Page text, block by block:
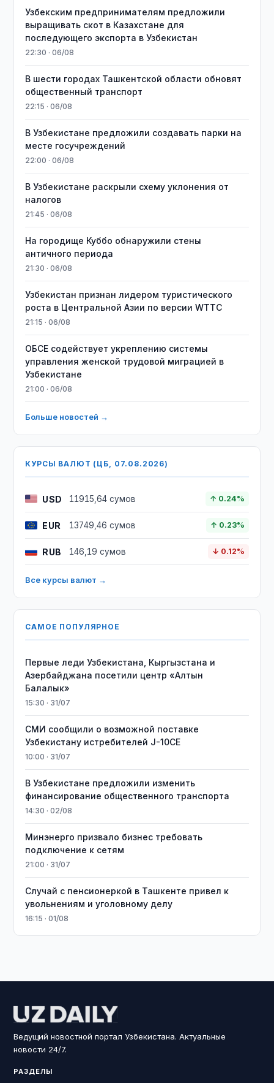
Узбекским предпринимателям предложили
выращивать скот в Казахстане для
последующего экспорта в Узбекистан
22:30 · 06/08
В шести городах Ташкентской области обновят
общественный транспорт
22:15 · 06/08
В Узбекистане предложили создавать парки на
месте госучреждений
22:00 · 06/08
В Узбекистане раскрыли схему уклонения от
налогов
21:45 · 06/08
На городище Куббо обнаружили стены
античного периода
21:30 · 06/08
Узбекистан признан лидером туристического
роста в Центральной Азии по версии WTTC
21:15 · 06/08
ОБСЕ содействует укреплению системы
управления женской трудовой миграцией в
Узбекистане
21:00 · 06/08
Больше новостей →
КУРСЫ ВАЛЮТ (ЦБ, 07.08.2026)
USD 11915,64 сумов ↑ 0.24%
EUR 13749,46 сумов ↑ 0.23%
RUB 146,19 сумов ↓ 0.12%
Все курсы валют →
САМОЕ ПОПУЛЯРНОЕ
Первые леди Узбекистана, Кыргызстана и
Азербайджана посетили центр «Алтын
Балалык»
15:30 · 31/07
СМИ сообщили о возможной поставке
Узбекистану истребителей J-10CE
10:00 · 31/07
В Узбекистане предложили изменить
финансирование общественного транспорта
14:30 · 02/08
Минэнерго призвало бизнес требовать
подключение к сетям
21:00 · 31/07
Случай с пенсионеркой в Ташкенте привел к
увольнениям и уголовному делу
16:15 · 01/08
Ведущий новостной портал Узбекистана. Актуальные
новости 24/7.
РАЗДЕЛЫ